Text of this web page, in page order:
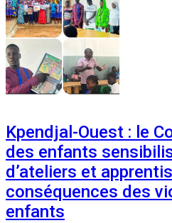
Kpendjal-Ouest : le
des enfants
d’ateliers et
conséquences des
enfants